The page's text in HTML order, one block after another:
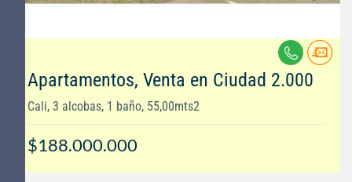
Apartamentos, Venta en Ciudad 2.000
Cali, 3 alcobas, 1 baño, 55,00mts2
$188.000.000